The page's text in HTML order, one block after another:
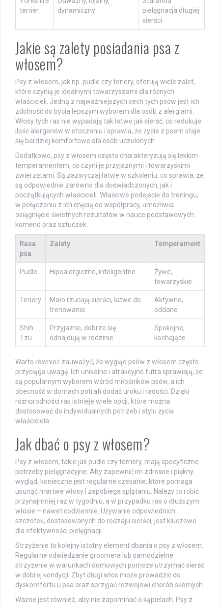
terrier
dynamiczny
pielęgnacja długiej
sierści
Jakie są zalety posiadania psa z
włosem?
Psy z włosem, jak np. pudle czy teriery, oferują wiele zalet,
które czynią je idealnymi towarzyszami dla różnych
właścicieli. Jedną z najważniejszych cech tych psów jest ich
zdolność do bycia lepszym wyborem dla osób z alergiami.
Włosy tych ras nie wypadają tak łatwo jak sierść, co redukuje
ilość alergenów w otoczeniu i sprawia, że życie z psem staje
się bardziej komfortowe dla osób uczulonych.
Dodatkowo, psy z włosem często charakteryzują się lekkim
temperamentem, co czyni je przyjaznymi i towarzyskimi
zwierzętami. Są zazwyczaj łatwe w szkoleniu, co sprawia, że
są odpowiednie zarówno dla doświadczonych, jak i
początkujących właścicieli. Właściwe podejście do treningu,
w połączeniu z ich chęcią do współpracy, umożliwia
osiągnięcie świetnych rezultatów w nauce podstawowych
komend oraz sztuczek.
Rasa
psa
Zalety Temperament
Pudle Hipoalergiczne, inteligentne
Żywe,
towarzyskie
Teriery
Mało rzucają sierści, łatwe do
trenowania
Aktywne,
oddane
Shih
Tzu
Przyjazne, dobrze się
odnajdują w rodzinie
Spokojne,
kochające
Warto również zauważyć, że wygląd psów z włosem często
przyciąga uwagę. Ich unikalne i atrakcyjne futra sprawiają, że
są popularnym wyborem wśród miłośników psów, a ich
obecność w domach potrafi dodać uroku i radości. Dzięki
różnorodności ras istnieje wiele opcji, które można
dostosować do indywidualnych potrzeb i stylu życia
właściciela.
Jak dbać o psy z włosem?
Psy z włosem, takie jak pudle czy terriery, mają specyficzne
potrzeby pielęgnacyjne. Aby zapewnić im zdrowie i piękny
wygląd, konieczne jest regularne czesanie, które pomaga
usunąć martwe włosy i zapobiega splątaniu. Należy to robić
przynajmniej raz w tygodniu, a w przypadku ras o dłuższym
włosie – nawet codziennie. Używanie odpowiednich
szczotek, dostosowanych do rodzaju sierści, jest kluczowe
dla efektywności pielęgnacji.
Strzyżenie to kolejny istotny element dbania o psy z włosem.
Regularne odwiedzanie groomera lub samodzielne
strzyżenie w warunkach domowych pomoże utrzymać sierść
w dobrej kondycji. Zbyt długi włos może prowadzić do
dyskomfortu u psa oraz sprzyjać rozwojowi chorób skórnych.
Ważne jest również, aby nie zapominać o kąpielach. Psy z